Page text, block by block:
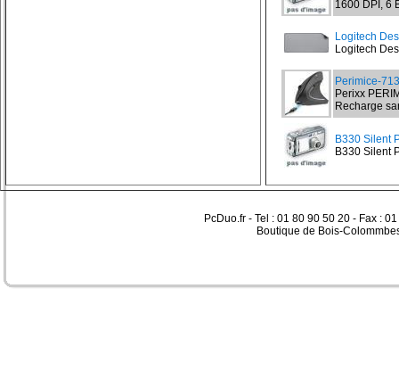
1600 DPI, 6
Logitech
Logitech
Perimice-
Perixx
Recharge
B330 Silent
B330 Silent
PcDuo.fr - Tel : 01 80 90 50 20 - Fax :
Boutique de Bois-